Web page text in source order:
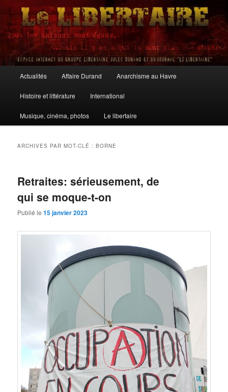
Aller
contenu
principal
Aller
contenu
secondaire
Le Libertaire
principal
Actualités Affaire Durand Anarchisme au Havre
Histoire et littérature International
Musique, cinéma, photos Le libertaire
ARCHIVES PAR MOT-CLÉ :BORNE
Retraites: sérieusement, de
qui se moque-t-on
Publié le15 janvier 2023